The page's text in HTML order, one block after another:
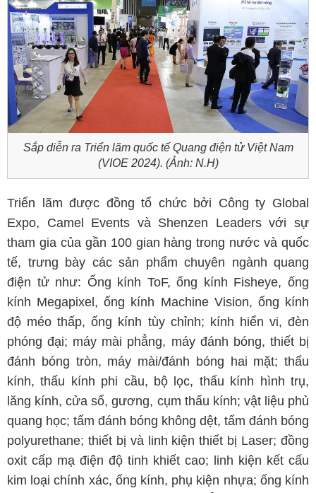
Sắp diễn ra Triển lãm quốc tế Quang điện tử Việt Nam
(VIOE 2024). (Ảnh: N.H)
Triển lãm được đồng tổ chức bởi Công ty Global
Expo, Camel Events và Shenzen Leaders với sự
tham gia của gần 100 gian hàng trong nước và quốc
tế, trưng bày các sản phẩm chuyên ngành quang
điện tử như: Ống kính ToF, ống kính Fisheye, ống
kính Megapixel, ống kính Machine Vision, ống kính
độ méo thấp, ống kính tùy chỉnh; kính hiển vi, đèn
phóng đại; máy mài phẳng, máy đánh bóng, thiết bị
đánh bóng tròn, máy mài/đánh bóng hai mặt; thấu
kính, thấu kính phi cầu, bộ lọc, thấu kính hình trụ,
lăng kính, cửa sổ, gương, cụm thấu kính; vật liệu phủ
quang học; tấm đánh bóng không dệt, tấm đánh bóng
polyurethane; thiết bị và linh kiện thiết bị Laser; đồng
oxit cấp mạ điện độ tinh khiết cao; linh kiện kết cấu
kim loại chính xác, ống kính, phụ kiện nhựa; ống kính